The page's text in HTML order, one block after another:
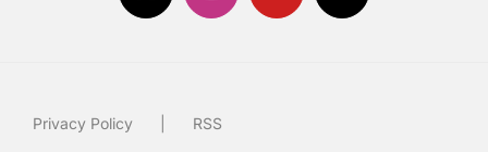
Privacy Policy RSS